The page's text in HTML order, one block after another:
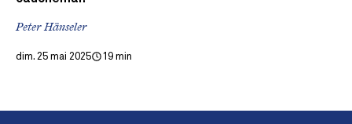
Peter Hänseler
dim. 25 mai 2025 19 min